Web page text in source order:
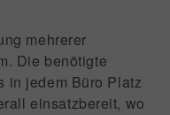
mehrerer
Die benötigte
in jedem Büro Platz
einsatzbereit, wo